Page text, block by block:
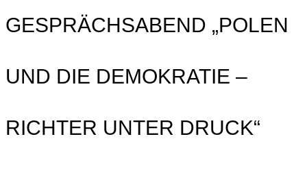
GESPRÄCHSABEND „POLEN
UND DIE DEMOKRATIE –
RICHTER UNTER DRUCK“